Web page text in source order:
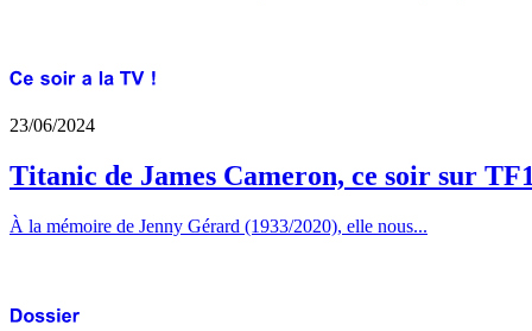
23/06/2024
Titanic de James Cameron, ce soir sur
À la mémoire de Jenny Gérard (1933/2020), elle nous...